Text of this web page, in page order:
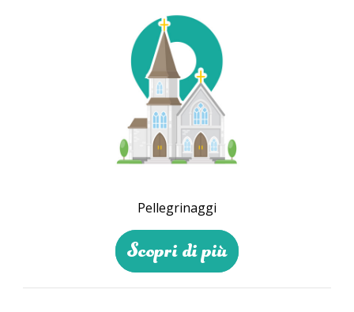
Pellegrinaggi
Scopri di più